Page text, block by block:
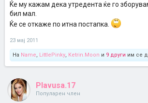
Ќе му кажам дека утредента ќе го
бил мал.
Ќе се откаже по итна постапка.
23 мај 2011
На Name, LittlePinky, Ketrin.Moon и 9 други им се
Plavusa.17
Популарен член